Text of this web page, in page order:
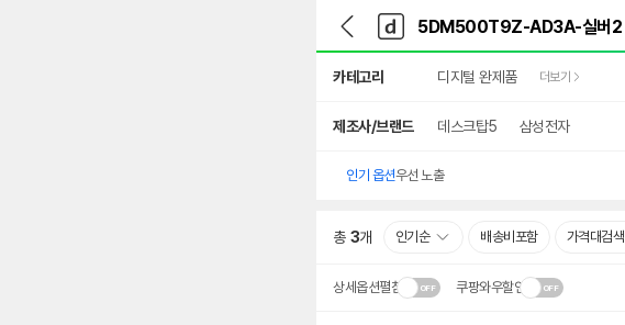
다
나
와
가
기
다
와
메
인
카테고리 디지털 완제품 더보기
제조사/브랜드 데스크탑5 삼성전자
인기 옵션우선 노출
총 3개 인기순 배송비포함 가격대검색
상세옵션펼침 쿠팡와우할인